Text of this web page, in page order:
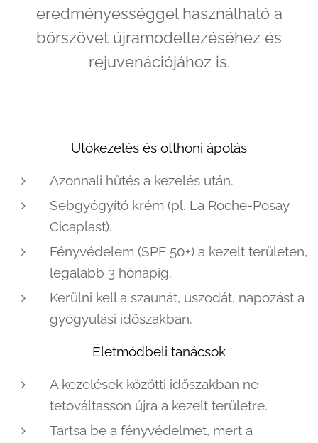
eredményességgel használható a
bőrszövet újramodellezéséhez és
rejuvenációjához is.
Utókezelés és otthoni ápolás
Azonnali hűtés a kezelés után.
Sebgyógyító krém (pl. La Roche-Posay
Cicaplast).
Fényvédelem (SPF 50+) a kezelt területen,
legalább 3 hónapig.
Kerülni kell a szaunát, uszodát, napozást a
gyógyulási időszakban.
Életmódbeli tanácsok
A kezelések közötti időszakban ne
tetováltasson újra a kezelt területre.
Tartsa be a fényvédelmet, mert a